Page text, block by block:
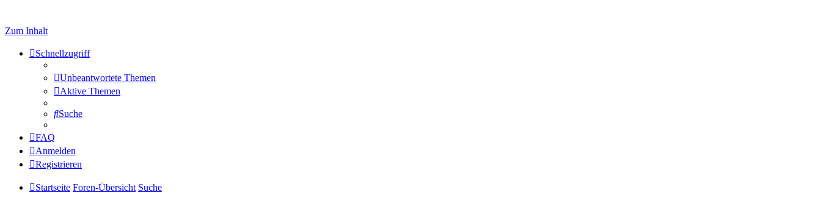
Zum Inhalt
Schnellzugriff
Unbeantwortete Themen
Aktive Themen
Suche
FAQ
Anmelden
Registrieren
Startseite Foren-Übersicht Suche